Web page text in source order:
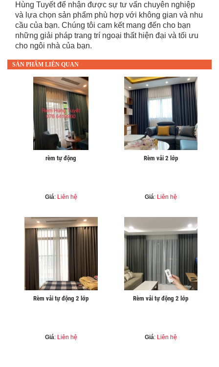
Hùng Tuyết để nhận được sự tư vấn chuyên nghiệp
và lựa chọn sản phẩm phù hợp với không gian và nhu
cầu của bạn. Chúng tôi cam kết mang đến cho bạn
những giải pháp trang trí ngoại thất hiện đại và tối ưu
cho ngôi nhà của bạn.
SẢN PHẨM LIÊN QUAN
rèm tự động
Giá: Liên hệ
Rèm vải 2 lớp
Giá: Liên hệ
Rèm vải tự động 2 lớp
Giá: Liên hệ
Rèm vải tự động 2 lớp
Giá: Liên hệ